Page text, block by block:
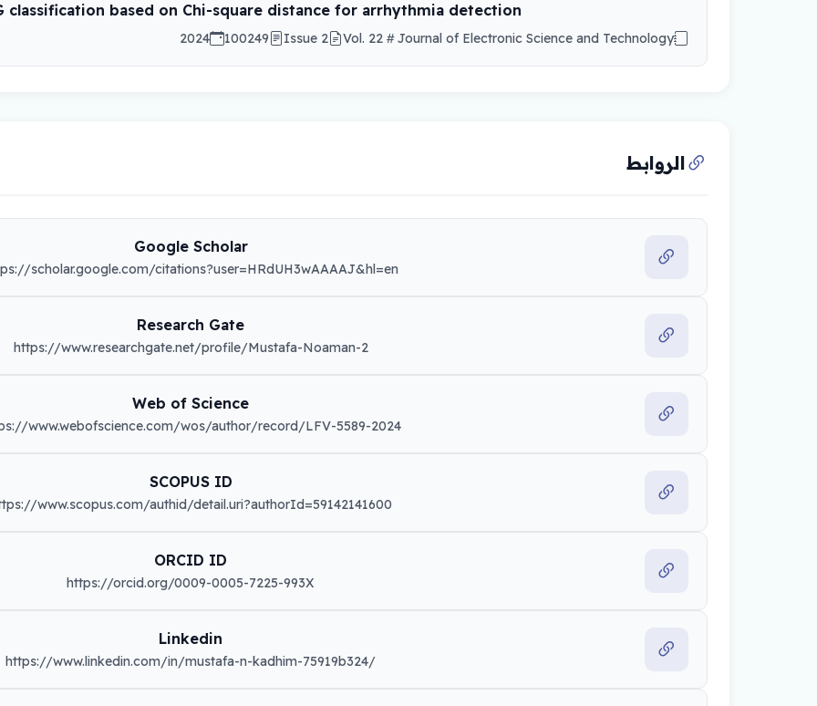
classification based on Chi-square distance for arrhythmia detection
Journal of Electronic Science and Technology
Vol. 22
Issue 2
100249
2024
الروابط
Google Scholar
scholar.google.com/citations?user=HRdUH3wAAAAJ&hl=en
Research Gate
https://www.researchgate.net/profile/Mustafa-Noaman-2
Web of Science
www.webofscience.com/wos/author/record/LFV-5589-2024
SCOPUS ID
www.scopus.com/authid/detail.uri?authorId=59142141600
ORCID ID
https://orcid.org/0009-0005-7225-993X
Linkedin
https://www.linkedin.com/in/mustafa-n-kadhim-75919b324/